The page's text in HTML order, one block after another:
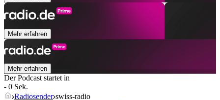
Mehr erfahren
Mehr erfahren
Der Podcast startet in
- 0 Sek.
Radiosender swiss-radio